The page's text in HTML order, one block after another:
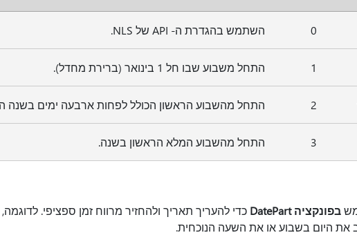
0 השתמש בהגדרת ה- API של NLS.
1 התחל משבוע שבו חל 1 בינואר (ברירת מחדל).
2 התחל מהשבוע הראשון הכולל לפחות ארבעה ימים בשנה
3 התחל מהשבוע המלא הראשון בשנה.
בפונקציה DatePart כדי להעריך תאריך ולהחזיר מרווח זמן ספציפי.
את היום בשבוע או את השעה הנוכחית.